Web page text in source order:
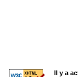
Il y a